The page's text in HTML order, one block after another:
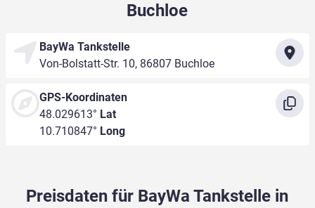
Buchloe
BayWa Tankstelle
Von-Bolstatt-Str. 10, 86807 Buchloe
GPS-Koordinaten
48.029613° Lat
10.710847° Long
Preisdaten für BayWa Tankstelle in